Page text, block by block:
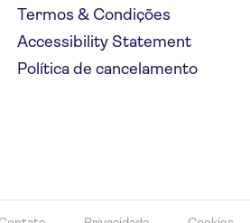
Termos & Condições
Accessibility Statement
Política de cancelamento